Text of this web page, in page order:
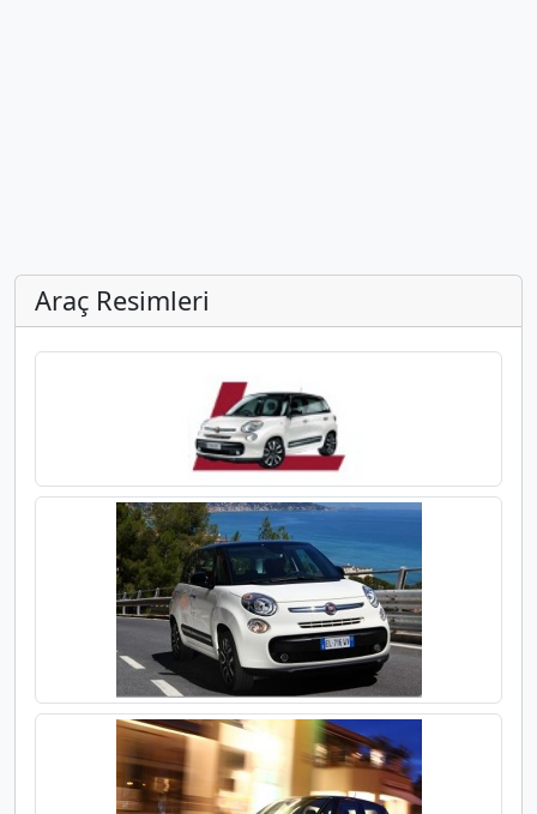
Araç Resimleri